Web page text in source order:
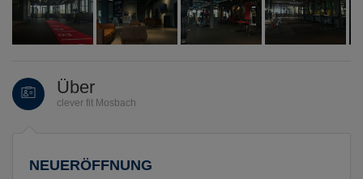
Über
clever fit Mosbach
NEUERÖFFNUNG